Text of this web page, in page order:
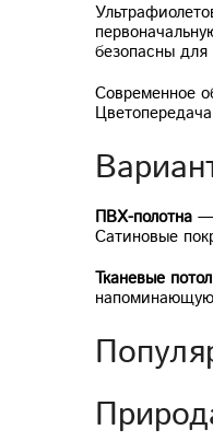
безопасны
Современное
ПВХ-полотна —
Сатиновые
Тканевые
напоминающую